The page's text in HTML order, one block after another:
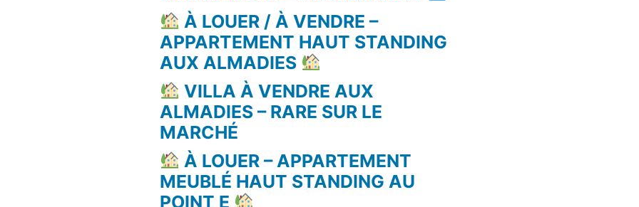
À LOUER / À VENDRE –
APPARTEMENT HAUT STANDING
AUX ALMADIES
VILLA À VENDRE AUX
ALMADIES – RARE SUR LE
MARCHÉ
À LOUER – APPARTEMENT
MEUBLÉ HAUT STANDING AU
POINT E